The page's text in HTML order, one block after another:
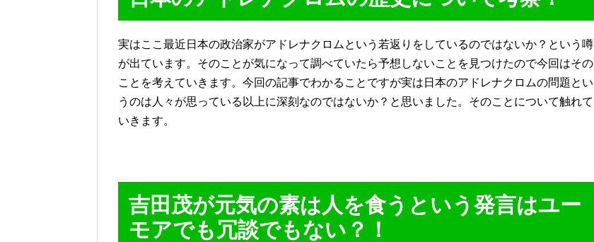
実はここ最近日本の政治家がアドレナクロムという若返りをしているのではないか？という噂
が出ています。そのことが気になって調べていたら予想しないことを見つけたので今回はその
ことを考えていきます。今回の記事でわかることですが実は日本のアドレナクロムの問題とい
うのは人々が思っている以上に深刻なのではないか？と思いました。そのことについて触れて
いきます。
吉田茂が元気の素は人を食うという発言はユー
モアでも冗談でもない？！